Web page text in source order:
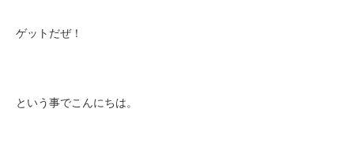
ゲットだぜ！
という事でこんにちは。